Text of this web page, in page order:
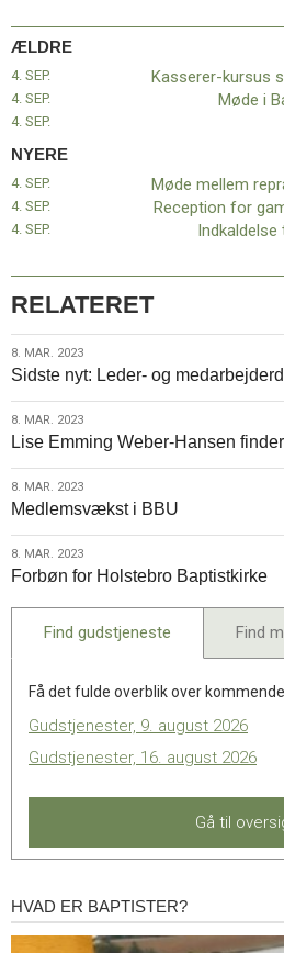
Kontakt
Næste
indlæg:
Møde
repræsentanter
fra
BBU,
DBS
BaptistKirkens
ledelseForrige
Kasserer-
kursus
rettet
mod
menigheder
ÆLDRE
4. SEP.
4. SEP. Møde i
4. SEP.
NYERE
4. SEP.
Reception for
4. SEP.
Indkaldelse
4. SEP.
RELATERET
8.
mar.
2023
8. MAR. 2023
Sidste nyt: Leder- og
8.
mar.
2023
8. MAR. 2023
Lise Emming Weber-Hansen
8.
mar.
2023
8. MAR. 2023
Medlemsvækst i BBU
8.
mar.
2023
8. MAR. 2023
Forbøn for Holstebro Baptistkirke
Find gudstjeneste Find
Få det fulde overblik over
Gudstjenester, 9. august 2026
Gudstjenester, 16. august 2026
Gå til
Hvad
HVAD ER BAPTISTER?